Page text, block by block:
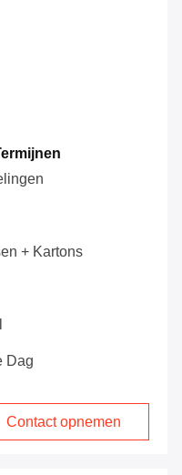
+ Kartons
Dag
Contact opnemen